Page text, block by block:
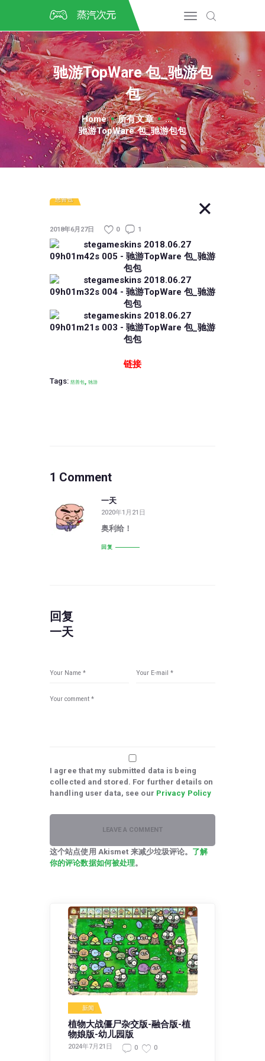
驰游TopWare 包_驰游包
包
Home 所有文章
...
驰游TopWare 包_驰游包包
CSGO开箱
DOTA2开箱
开箱教程
CSGO/DOTA2/绝地求生第
三方开箱
COSPLAY
CSGO音乐盒
CSGO手套
慈善包
2018年6月27日 0 1
链接
Tags: 慈善包, 驰游
1 Comment
一天
2020年1月21日
奥利给！
回复
回复
一天
I agree that my submitted data is being
collected and stored. For further details on
handling user data, see our Privacy Policy
这个站点使用 Akismet 来减少垃圾评论。 了解
你的评论数据如何被处理。
新闻
植物大战僵尸杂交版-融合版-植
物娘版-幼儿园版
2024年7月21日 0 0